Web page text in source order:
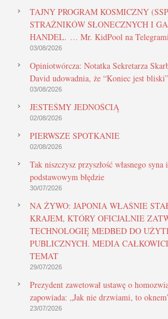
TAJNY PROGRAM KOSMICZNY
STRAŻNIKÓW SŁONECZNYCH I
HANDEL. … Mr. KidPool na
03/08/2026
Opiniotwórcza: Notatka Sekretarza
David udowadnia, że “Koniec jest bliski”
03/08/2026
JESTEŚMY JEDNOŚCIĄ
02/08/2026
PIERWSZE SPOTKANIE
02/08/2026
Tak niszczysz przyszłość własnego
podstawowym błędzie
30/07/2026
NA ŻYWO: JAPONIA WŁAŚNIE
KRAJEM, KTÓRY OFICJALNIE
TECHNOLOGIĘ MEDBED DO
PUBLICZNYCH. MEDIA
TEMAT
29/07/2026
Prezydent zawetował ustawę o
zapowiada: „Jak nie drzwiami, to
23/07/2026